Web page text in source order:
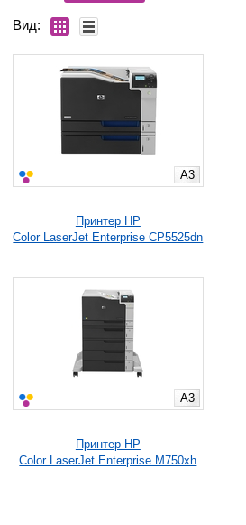
Вид:
A3
Принтер HP
Color LaserJet Enterprise CP5525dn
A3
Принтер HP
Color LaserJet Enterprise M750xh